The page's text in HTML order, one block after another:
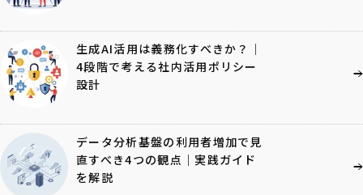
生成AI活用は義務化すべきか？｜
4段階で考える社内活用ポリシー
設計
データ分析基盤の利用者増加で見
直すべき4つの観点｜実践ガイド
を解説